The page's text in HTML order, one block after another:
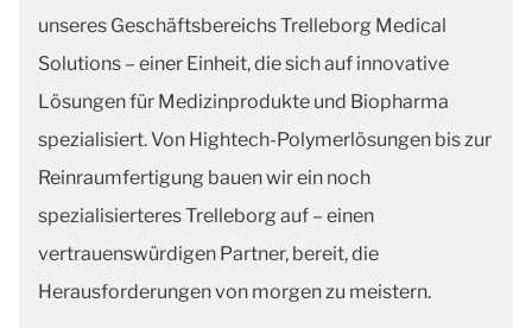
unseres Geschäftsbereichs Trelleborg Medical
Solutions – einer Einheit, die sich auf innovative
Lösungen für Medizinprodukte und Biopharma
spezialisiert. Von Hightech-Polymerlösungen bis zur
Reinraumfertigung bauen wir ein noch
spezialisierteres Trelleborg auf – einen
vertrauenswürdigen Partner, bereit, die
Herausforderungen von morgen zu meistern.